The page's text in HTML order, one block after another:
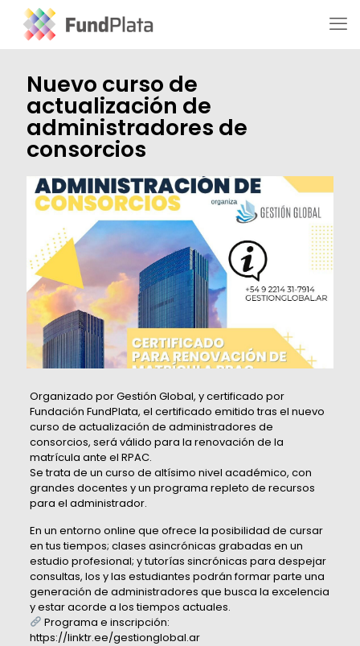
Nuevo curso de
actualización de
administradores de
consorcios
Organizado por Gestión Global, y certificado por
Fundación FundPlata, el certificado emitido tras el nuevo
curso de actualización de administradores de
consorcios, será válido para la renovación de la
matrícula ante el RPAC.
Se trata de un curso de altísimo nivel académico, con
grandes docentes y un programa repleto de recursos
para el administrador.
En un entorno online que ofrece la posibilidad de cursar
en tus tiempos; clases asincrónicas grabadas en un
estudio profesional; y tutorías sincrónicas para despejar
consultas, los y las estudiantes podrán formar parte una
generación de administradores que busca la excelencia
y estar acorde a los tiempos actuales.
Programa e inscripción:
https://linktr.ee/gestionglobal.ar